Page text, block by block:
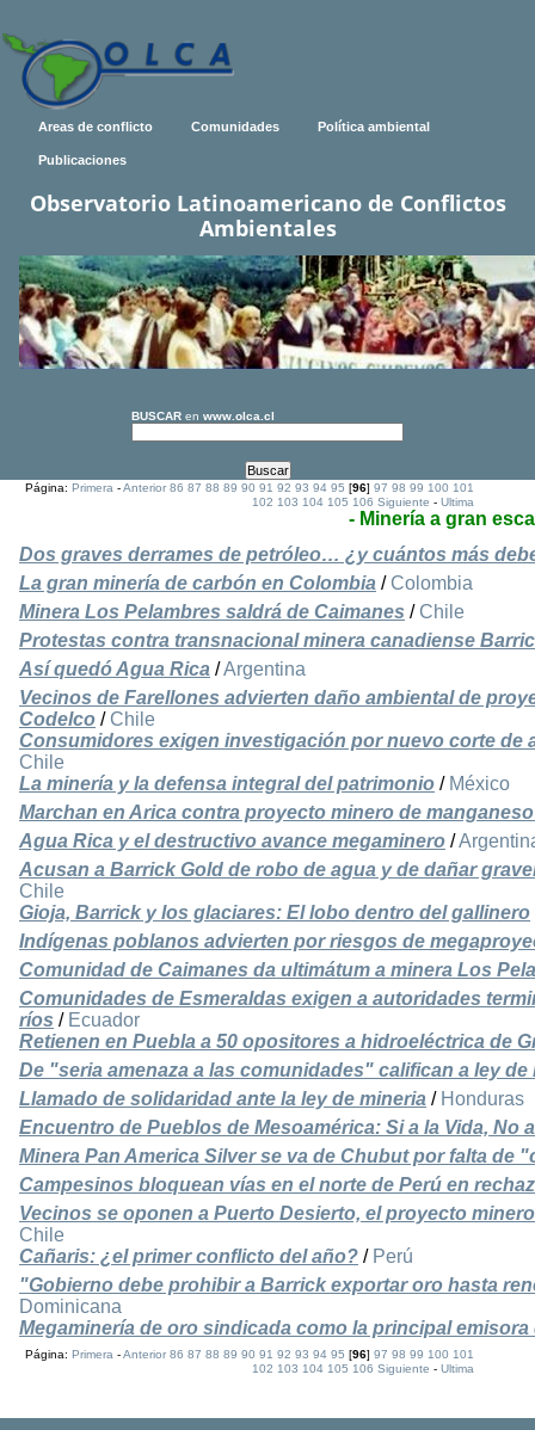
Areas de conflicto Comunidades Política ambiental
Publicaciones
Observatorio Latinoamericano de Conflictos
Ambientales
BUSCAR en www.olca.cl
Página:Primera -Anterior 86 87 88 89 90 91 92 93 94 95 [96]97 98 99 100 101
102 103 104 105 106 Siguiente -Ultima
- Minería a gran
Dos graves derrames de petróleo… ¿y cuántos más
La gran minería de carbón en Colombia / Colombia
Minera Los Pelambres saldrá de Caimanes / Chile
Protestas contra transnacional minera canadiense
Así quedó Agua Rica /Argentina
Vecinos de Farellones advierten daño ambiental de
Codelco / Chile
Consumidores exigen investigación por nuevo corte de
Chile
La minería y la defensa integral del patrimonio / México
Marchan en Arica contra proyecto minero de
Agua Rica y el destructivo avance megaminero /
Acusan a Barrick Gold de robo de agua y de dañar
Chile
Gioja, Barrick y los glaciares: El lobo dentro del gallinero
Indígenas poblanos advierten por riesgos de
Comunidad de Caimanes da ultimátum a minera Los
Comunidades de Esmeraldas exigen a autoridades
ríos / Ecuador
Retienen en Puebla a 50 opositores a hidroeléctrica de
De "seria amenaza a las comunidades" califican a ley de
Llamado de solidaridad ante la ley de mineria / Honduras
Encuentro de Pueblos de Mesoamérica: Si a la Vida, No
Minera Pan America Silver se va de Chubut por falta de
Campesinos bloquean vías en el norte de Perú en
Vecinos se oponen a Puerto Desierto, el proyecto
Chile
Cañaris: ¿el primer conflicto del año? / Perú
"Gobierno debe prohibir a Barrick exportar oro hasta
Dominicana
Megaminería de oro sindicada como la principal
Página:Primera -Anterior 86 87 88 89 90 91 92 93 94 95 [96]97 98 99 100 101
102 103 104 105 106 Siguiente -Ultima